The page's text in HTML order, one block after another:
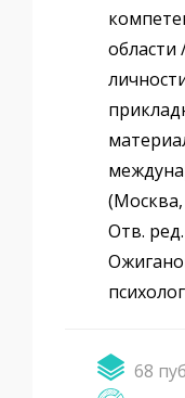
(Москва,
Отв.
68